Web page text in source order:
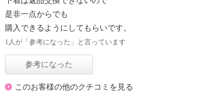
是非一点からでも
購入できるようにしてもらいです。
1人が「参考になった」と言っています
参考になった
このお客様の他のクチコミを見る